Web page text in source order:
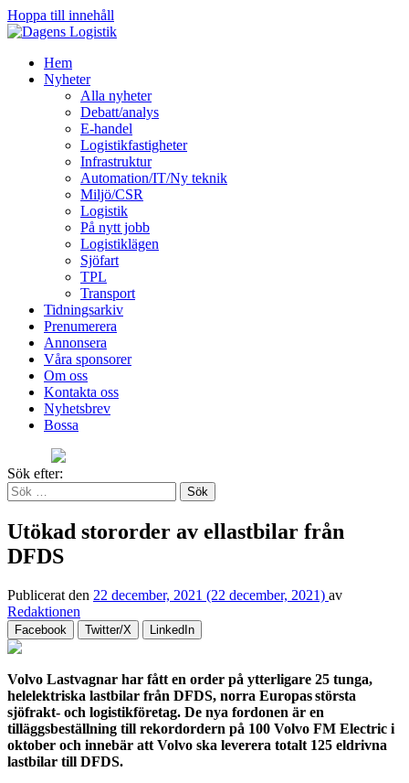
Hoppa till innehåll
Hem
Nyheter
Alla nyheter
Debatt/analys
E-handel
Logistikfastigheter
Infrastruktur
Automation/IT/Ny teknik
Miljö/CSR
Logistik
På nytt jobb
Logistiklägen
Sjöfart
TPL
Transport
Tidningsarkiv
Prenumerera
Annonsera
Våra sponsorer
Om oss
Kontakta oss
Nyhetsbrev
Bossa
Sök efter:
Utökad stororder av ellastbilar från
DFDS
Publicerat den 22 december, 2021 (22 december, 2021) av
Redaktionen
Facebook Twitter/X LinkedIn
Volvo Lastvagnar har fått en order på ytterligare 25 tunga,
helelektriska lastbilar från DFDS, norra Europasstörsta
sjöfrakt- och logistikföretag. De nya fordonen är en
tilläggsbeställning till rekordordern på 100 Volvo FM Electric i
oktober och innebär att Volvo ska leverera totalt 125 eldrivna
lastbilar till DFDS.